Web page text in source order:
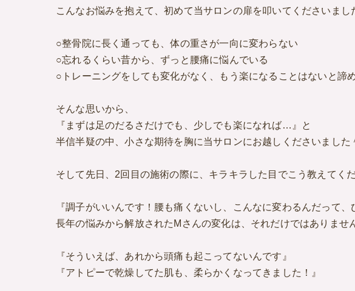
こんなお悩みを抱えて、初めて当サロンの扉を叩いてくださいまし
○整骨院に長く通っても、体の重さが一向に変わらない
○忘れるくらい昔から、ずっと腰痛に悩んでいる
○トレーニングをしても変化がなく、もう楽になることはないと諦
そんな思いから、
『まずは足のだるさだけでも、少しでも楽になれば…』と
半信半疑の中、小さな期待を胸に当サロンにお越しくださいました
そして先日、2回目の施術の際に、キラキラした目でこう教えてく
『調子がいいんです！腰も痛くないし、こんなに変わるんだって、
長年の悩みから解放されたMさんの変化は、それだけではありませ
『そういえば、あれから頭痛も起こってないんです』
『アトピーで乾燥してた肌も、柔らかくなってきました！』